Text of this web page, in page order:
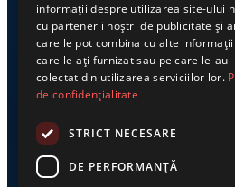
Casa de editură Exclusiv
informații despre utilizarea site-ului
cu partenerii noștri de publicitate și
care le pot combina cu alte informații
care le-ați furnizat sau pe care le-au
colectat din utilizarea serviciilor lor.
de confidențialitate
STRICT NECESARE
DE PERFORMANȚĂ